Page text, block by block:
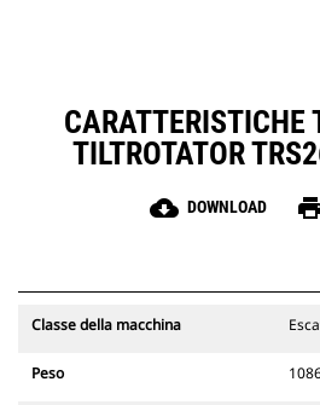
vita utile e a
CARATTERISTICHE
TILTROTATOR
cloud_download DOWNLOAD
Classe della macchina
Peso